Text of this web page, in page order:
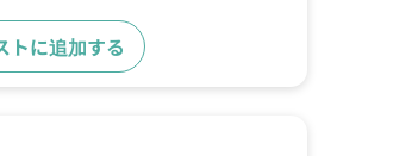
トに追加する